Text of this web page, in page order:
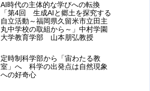
AI時代の主体的な学びへの転換
「第4回 生成AIと郷土を探究する
自立活動～福岡県久留米市立田主
丸中学校の取組から～」中村学園
大学教育学部 山本朋弘教授
定時制科学部から「宙わたる教
室」へ 科学の出発点は自然現象
への好奇心